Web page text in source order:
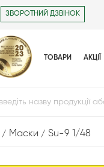
ЗВОРОТНИЙ ДЗВІНОК
ТОВАРИ АКЦІЇ
Маски Su-9 1/48